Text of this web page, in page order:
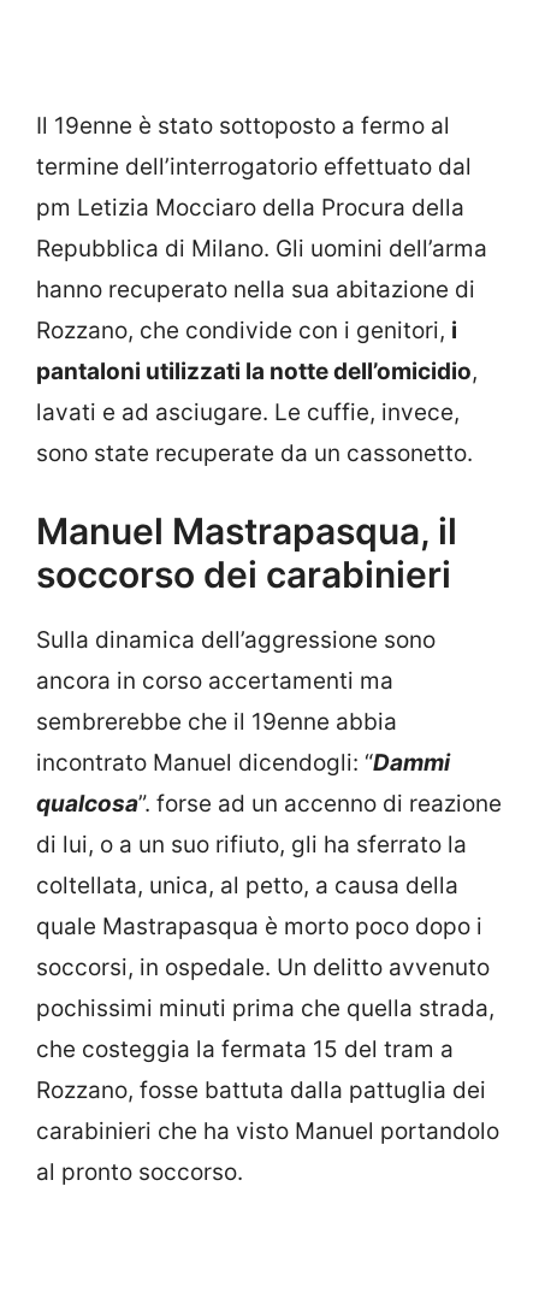
Il 19enne è stato sottoposto a fermo al
termine dell’interrogatorio effettuato dal
pm Letizia Mocciaro della Procura della
Repubblica di Milano. Gli uomini dell’arma
hanno recuperato nella sua abitazione di
Rozzano, che condivide con i genitori, i
pantaloni utilizzati la notte dell’omicidio,
lavati e ad asciugare. Le cuffie, invece,
sono state recuperate da un cassonetto.
Manuel Mastrapasqua, il
soccorso dei carabinieri
Sulla dinamica dell’aggressione sono
ancora in corso accertamenti ma
sembrerebbe che il 19enne abbia
incontrato Manuel dicendogli: “Dammi
qualcosa”. forse ad un accenno di reazione
di lui, o a un suo rifiuto, gli ha sferrato la
coltellata, unica, al petto, a causa della
quale Mastrapasqua è morto poco dopo i
soccorsi, in ospedale. Un delitto avvenuto
pochissimi minuti prima che quella strada,
che costeggia la fermata 15 del tram a
Rozzano, fosse battuta dalla pattuglia dei
carabinieri che ha visto Manuel portandolo
al pronto soccorso.